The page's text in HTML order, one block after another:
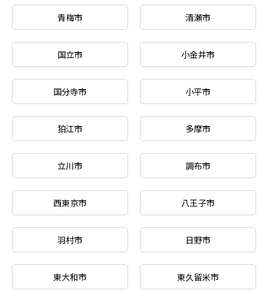
青梅市 清瀬市
国立市 小金井市
国分寺市 小平市
狛江市 多摩市
立川市 調布市
西東京市 八王子市
羽村市 日野市
東大和市 東久留米市